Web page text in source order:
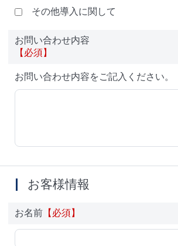
その他導入に関して
お問い合わせ内容
【必須】
お問い合わせ内容をご記入ください。
お客様情報
お名前【必須】